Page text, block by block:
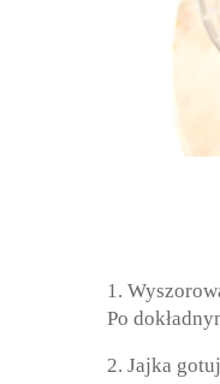
1.
Po
2. Jajka